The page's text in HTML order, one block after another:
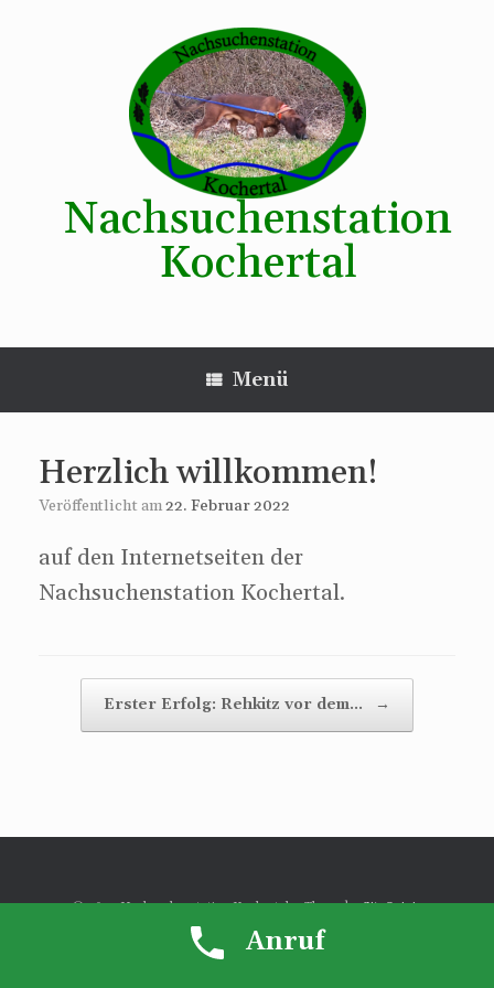
Nachsuchenstation
Kochertal
Menü
Herzlich willkommen!
Veröffentlicht am22. Februar 2022
auf den Internetseiten der
Nachsuchenstation Kochertal.
Erster Erfolg: Rehkitz vor dem… →
© 2023 Nachsuchenstation Kochertal Theme bySiteOrigin
Anruf